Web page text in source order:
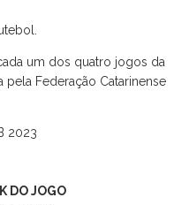
um dos quatro jogos da
Federação Catarinense
2023
DO JOGO